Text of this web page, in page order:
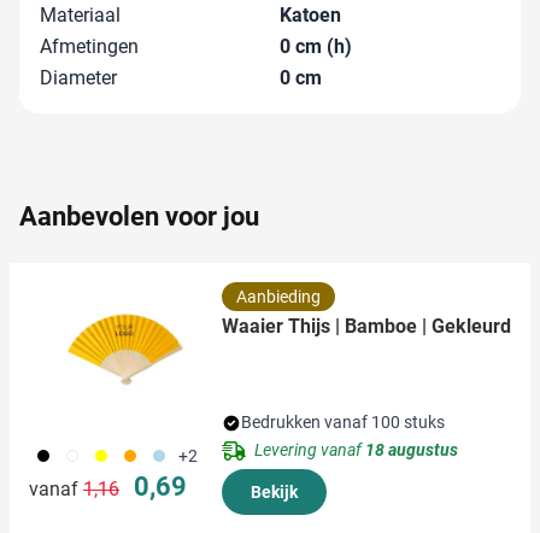
partners voor social media, adverteren en analyse. Deze
partners kunnen deze gegevens combineren met andere
Materiaal
Katoen
Afmetingen
0 cm (h)
Diameter
0 cm
Aanbevolen voor jou
001 002 006 007 018 +2
vanaf Normale prijs
1,16 Speciale prijs
0,69
Aanbieding
Waaier Thijs | Bamboe | Gekleurd
Bedrukken vanaf 100 stuks
Levering vanaf18 augustus
Bekijk